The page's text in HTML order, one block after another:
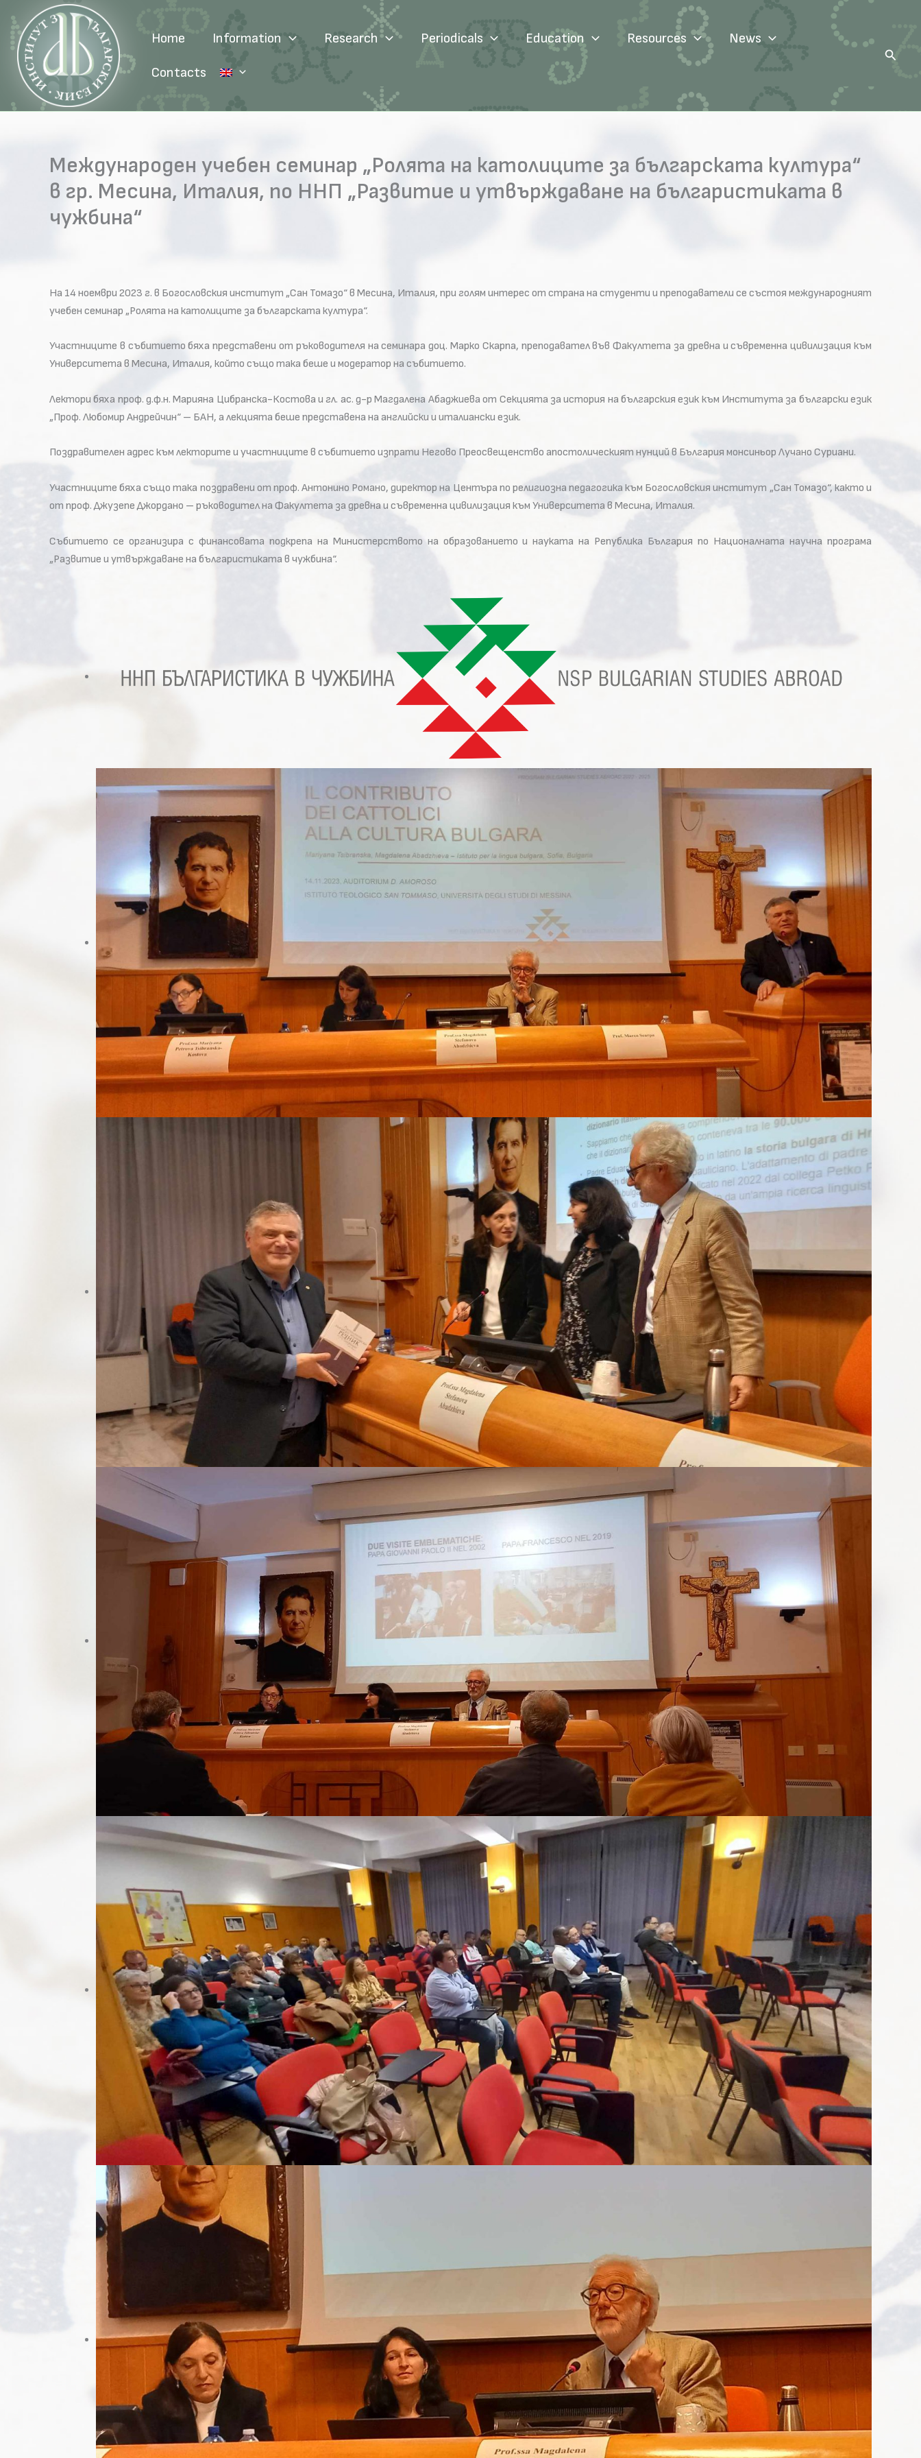
content
Home Information Research Periodicals Education Resources News
Contacts
Search
Международен учебен семинар „Ролята на католиците за българската култура“
в гр. Месина, Италия, по ННП „Развитие и утвърждаване на българистиката в
чужбина“
На 14 ноември 2023 г. в Богословския институт „Сан Томазо“ в Месина, Италия, при голям интерес от страна на студенти и преподаватели се състоя международният
учебен семинар „Ролята на католиците за българската култура“.
Участниците в събитието бяха представени от ръководителя на семинара доц. Марко Скарпа, преподавател във Факултета за древна и съвременна цивилизация към
Университета в Месина, Италия, който също така беше и модератор на събитието.
Лектори бяха проф. д.ф.н. Марияна Цибранска-Костова и гл. ас. д-р Магдалена Абаджиева от Секцията за история на българския език към Института за български език
„Проф. Любомир Андрейчин“ – БАН, а лекцията беше представена на английски и италиански език.
Поздравителен адрес към лекторите и участниците в събитието изпрати Негово Преосвещенство апостолическият нунций в България монсиньор Лучано Суриани.
Участниците бяха също така поздравени от проф. Антонино Романо, директор на Центъра по религиозна педагогика към Богословския институт „Сан Томазо“, както и
от проф. Джузепе Джордано – ръководител на Факултета за древна и съвременна цивилизация към Университета в Месина, Италия.
Събитието се организира с финансовата подкрепа на Министерството на образованието и науката на Република България по Националната научна програма
„Развитие и утвърждаване на българистиката в чужбина“.